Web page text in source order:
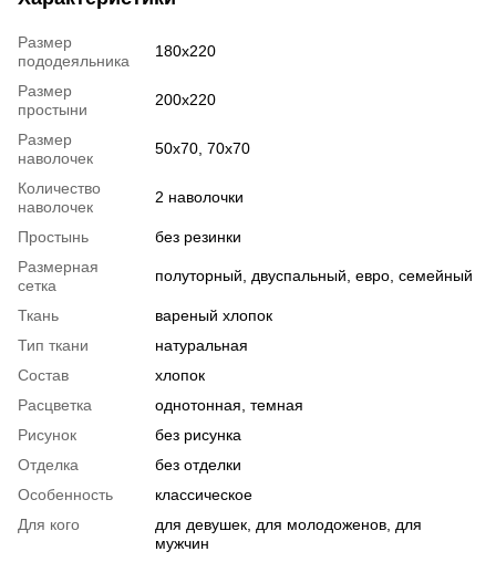
Размер
пододеяльника
180x220
Размер
простыни
200x220
Размер
наволочек
50x70, 70x70
Количество
наволочек
2 наволочки
Простынь
без резинки
Размерная
сетка
полуторный, двуспальный, евро, семейный
Ткань
вареный хлопок
Тип ткани
натуральная
Состав
хлопок
Расцветка
однотонная, темная
Рисунок
без рисунка
Отделка
без отделки
Особенность
классическое
Для кого
для девушек, для молодоженов, для
мужчин